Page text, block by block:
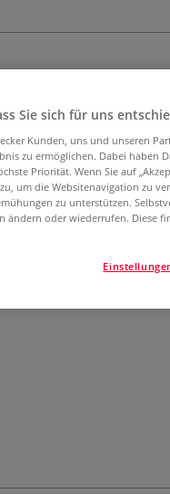
Sie sich für uns
Kunden, uns und unseren
zu ermöglichen. Dabei haben
Priorität. Wenn Sie auf
um die Websitenavigation zu
zu unterstützen.
ändern oder wiederrufen. Diese